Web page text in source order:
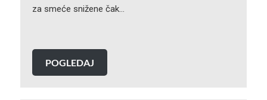
za smeće snižene čak…
POGLEDAJ